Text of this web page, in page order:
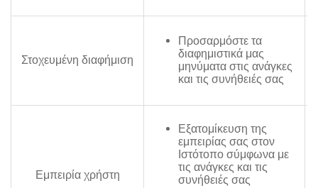
Στοχευμένη διαφήμιση
Προσαρμόστε τα
διαφημιστικά μας
μηνύματα στις ανάγκες
και τις συνήθειές σας
Εμπειρία χρήστη
Εξατομίκευση της
εμπειρίας σας στον
Ιστότοπο σύμφωνα με
τις ανάγκες και τις
συνήθειές σας